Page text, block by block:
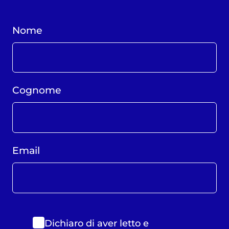
Nome
Cognome
Email
Dichiaro di aver letto e